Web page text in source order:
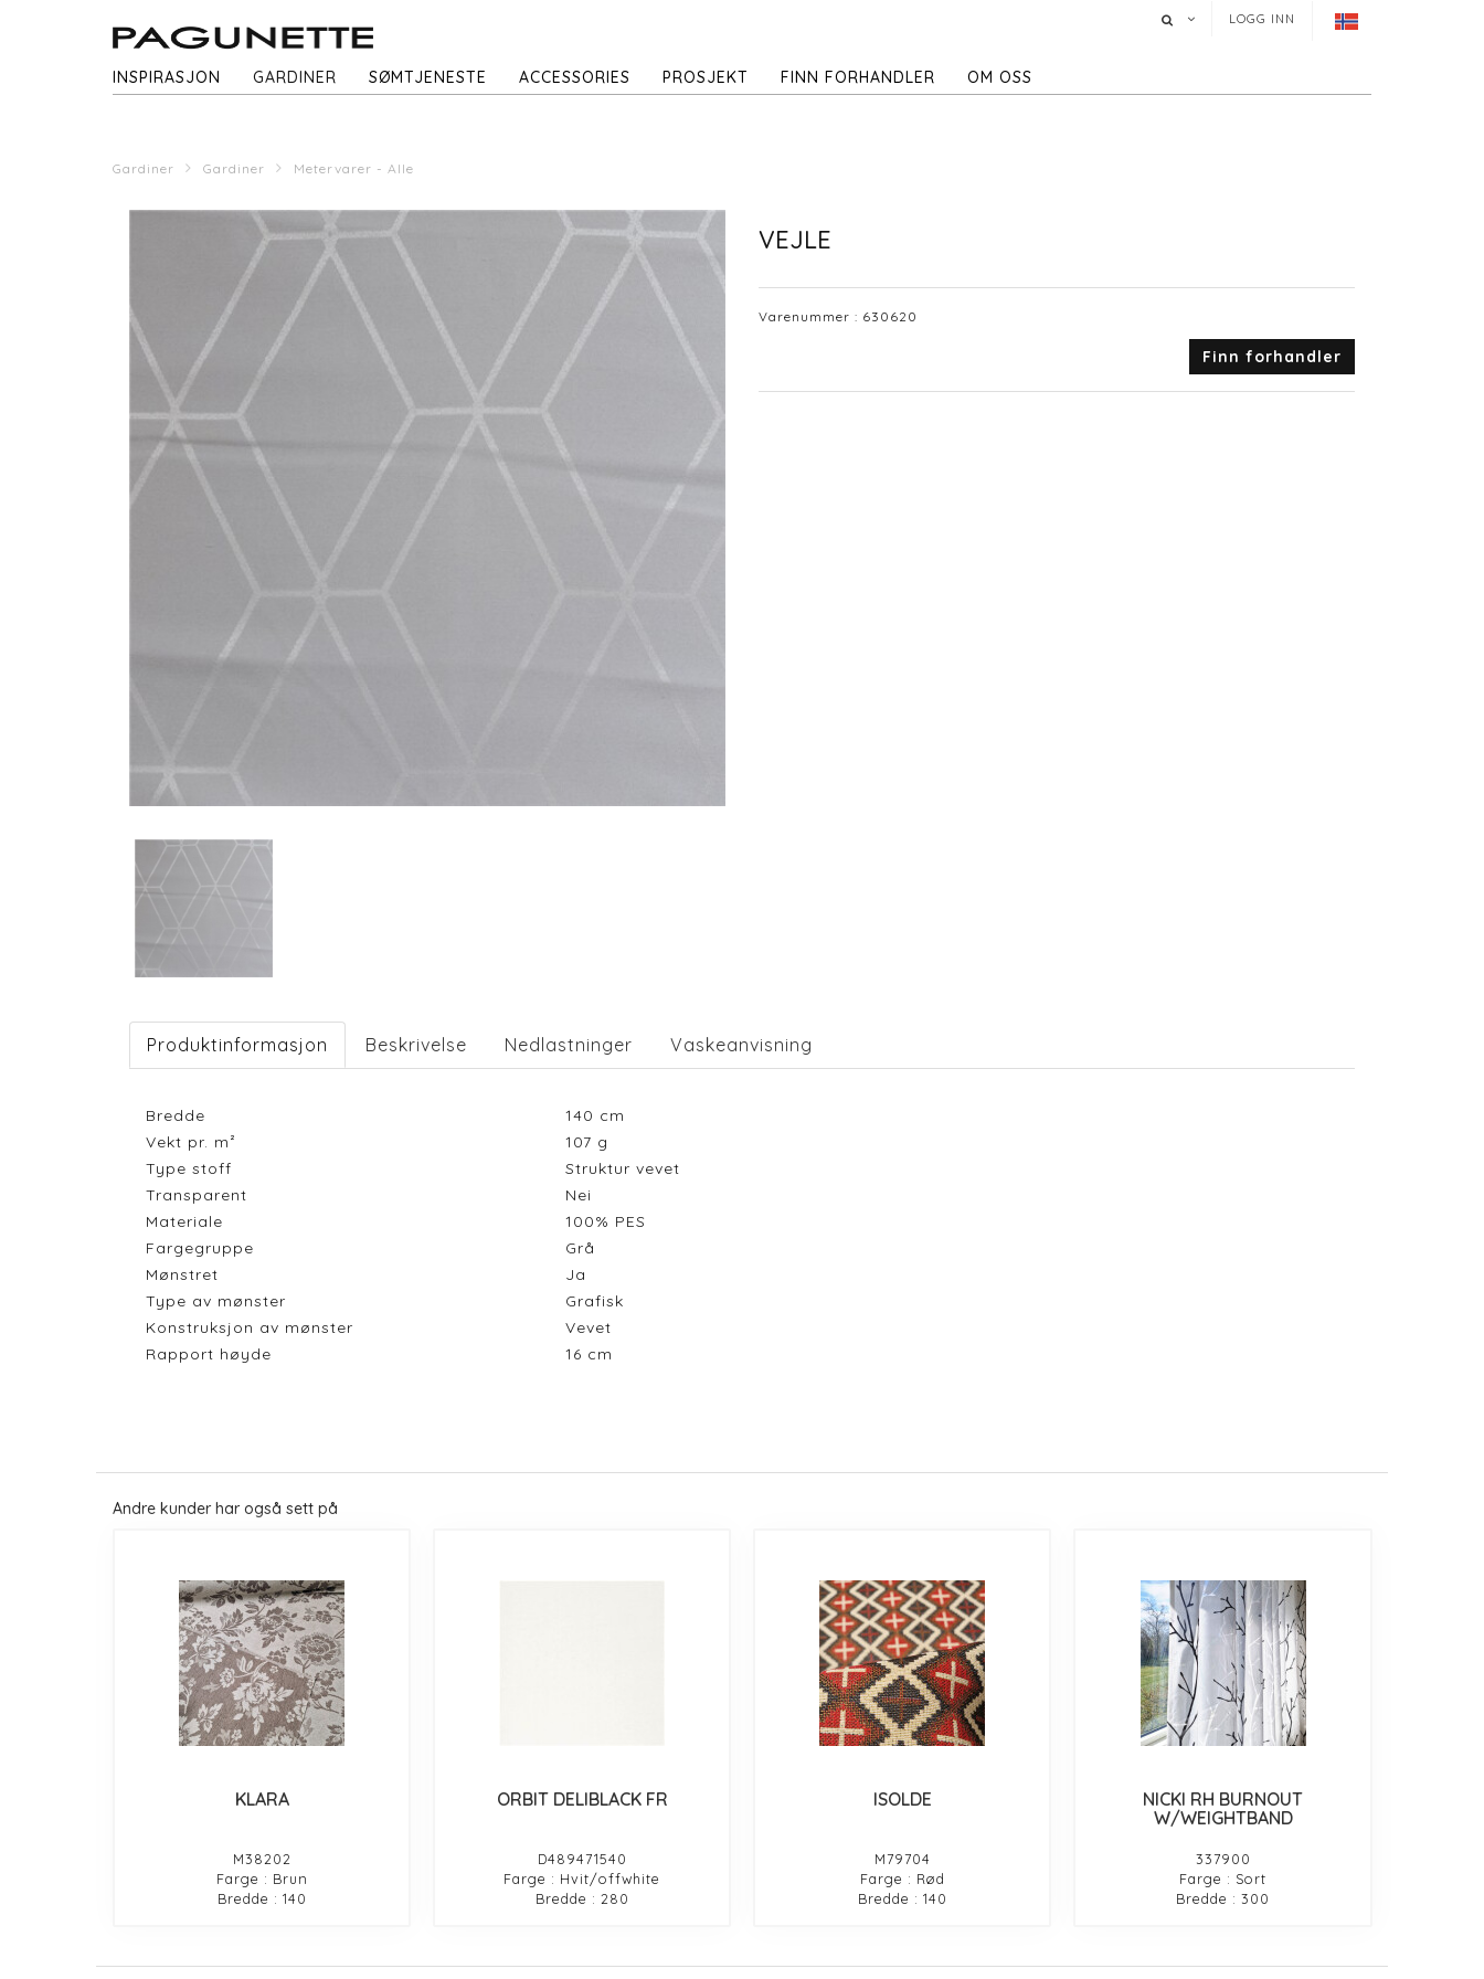
LOGG INN
INSPIRASJON GARDINER SØMTJENESTE ACCESSORIES PROSJEKT FINN FORHANDLER OM OSS
Gardiner Gardiner Metervarer - Alle
VEJLE
Varenummer : 630620
Finn forhandler
Produktinformasjon Beskrivelse Nedlastninger Vaskeanvisning
Bredde 140 cm
Vekt pr. m²
107 g
Type stoff
Struktur vevet
Transparent
Nei
Materiale
100% PES
Fargegruppe
Grå
Mønstret
Ja
Type av mønster
Grafisk
Konstruksjon av mønster
Vevet
Rapport høyde
16 cm
Andre kunder har også sett på
KLARA
M38202
Farge : Brun
Bredde : 140
ORBIT DELIBLACK FR
D489471540
Farge : Hvit/offwhite
Bredde : 280
ISOLDE
M79704
Farge : Rød
Bredde : 140
NICKI RH BURNOUT
W/WEIGHTBAND
337900
Farge : Sort
Bredde : 300